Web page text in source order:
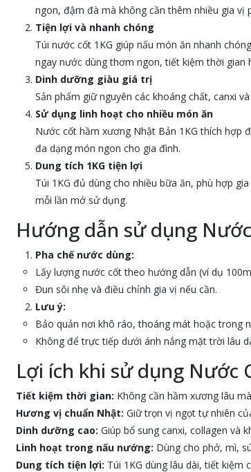
ngon, đậm đà mà không cần thêm nhiều gia
Tiện lợi và nhanh chóng
Túi nước cốt 1KG giúp nấu món ăn nhanh
ngay nước dùng thơm ngon, tiết kiệm thời gian
Dinh dưỡng giàu giá trị
Sản phẩm giữ nguyên các khoáng chất, canxi
Sử dụng linh hoạt cho nhiều món ăn
Nước cốt hầm xương Nhật Bản 1KG thích hợp
đa dạng món ngon cho gia đình.
Dung tích 1KG tiện lợi
Túi 1KG đủ dùng cho nhiều bữa ăn, phù hợp
mỗi lần mở sử dụng.
Hướng dẫn sử dụng
Pha chế nước dùng:
Lấy lượng nước cốt theo hướng dẫn (ví dụ
Đun sôi nhẹ và điều chỉnh gia vị nếu cần.
Lưu ý:
Bảo quản nơi khô ráo, thoáng mát hoặc trong
Không để trực tiếp dưới ánh nắng mặt trời lâu
Lợi ích khi sử dụng Nước
Tiết kiệm thời gian: Không cần hầm xương lâu
Hương vị chuẩn Nhật: Giữ trọn vị ngọt tự nhiên
Dinh dưỡng cao: Giúp bổ sung canxi, collagen và
Linh hoạt trong nấu nướng: Dùng cho phở, mì,
Dung tích tiện lợi: Túi 1KG dùng lâu dài, tiết kiệm